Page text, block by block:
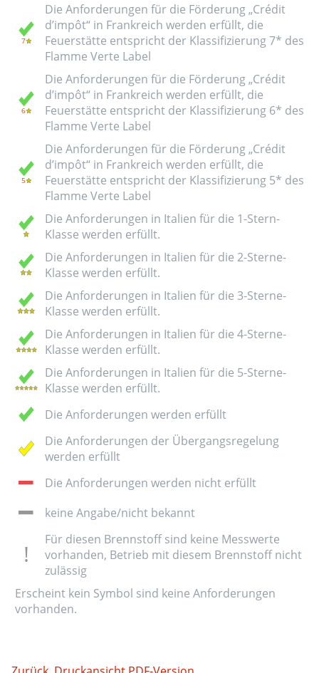
Die Anforderungen für die Förderung „Crédit
d’impôt“ in Frankreich werden erfüllt, die
Feuerstätte entspricht der Klassifizierung 7* des
Flamme Verte Label
Die Anforderungen für die Förderung „Crédit
d’impôt“ in Frankreich werden erfüllt, die
Feuerstätte entspricht der Klassifizierung 6* des
Flamme Verte Label
Die Anforderungen für die Förderung „Crédit
d’impôt“ in Frankreich werden erfüllt, die
Feuerstätte entspricht der Klassifizierung 5* des
Flamme Verte Label
Die Anforderungen in Italien für die 1-Stern-
Klasse werden erfüllt.
Die Anforderungen in Italien für die 2-Sterne-
Klasse werden erfüllt.
Die Anforderungen in Italien für die 3-Sterne-
Klasse werden erfüllt.
Die Anforderungen in Italien für die 4-Sterne-
Klasse werden erfüllt.
Die Anforderungen in Italien für die 5-Sterne-
Klasse werden erfüllt.
Die Anforderungen werden erfüllt
Die Anforderungen der Übergangsregelung
werden erfüllt
Die Anforderungen werden nicht erfüllt
keine Angabe/nicht bekannt
Für diesen Brennstoff sind keine Messwerte
vorhanden, Betrieb mit diesem Brennstoff nicht
zulässig
Erscheint kein Symbol sind keine Anforderungen
vorhanden.